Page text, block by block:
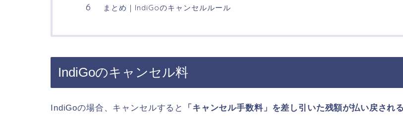
まとめ｜IndiGoのキャンセルルール
IndiGoのキャンセル料
IndiGoの場合、キャンセルすると 「キャンセル手数料」を差し引いた残額が払い戻され